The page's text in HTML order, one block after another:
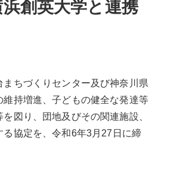
創英大学と連携
ちづくりセンター及び神奈川県
持増進、子どもの健全な発達等
図り、団地及びその関連施設、
協定を、令和6年3月27日に締